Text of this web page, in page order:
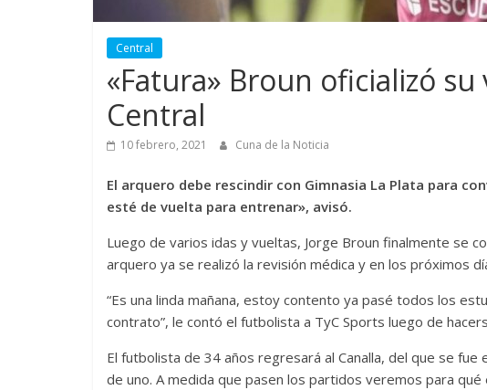
Central
«Fatura» Broun oficializó
Central
10 febrero, 2021 Cuna de la Noticia
El arquero debe rescindir con Gimnasia La Plata para
esté de vuelta para entrenar», avisó.
Luego de varios idas y vueltas, Jorge Broun finalmente se
arquero ya se realizó la revisión médica y en los próximos
“Es una linda mañana, estoy contento ya pasé todos los
contrato”, le contó el futbolista a TyC Sports luego de
El futbolista de 34 años regresará al Canalla, del que se
de uno. A medida que pasen los partidos veremos para